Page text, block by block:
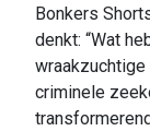
Bonkers
denkt: “Wat
criminele